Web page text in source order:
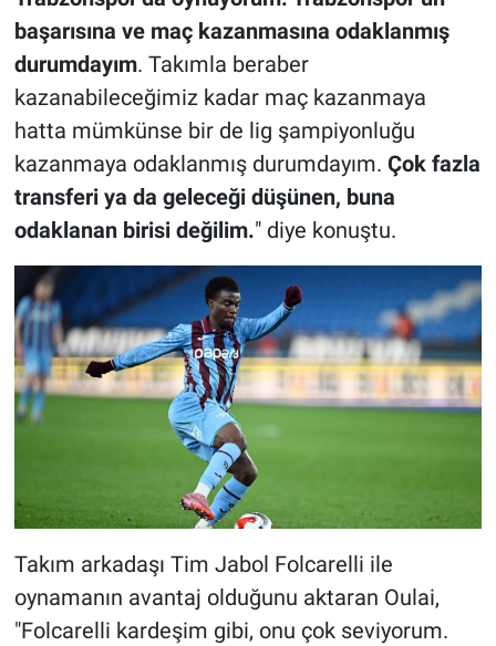
başarısına ve maç kazanmasına odaklanmış
durumdayım. Takımla beraber
kazanabileceğimiz kadar maç kazanmaya
hatta mümkünse bir de lig şampiyonluğu
kazanmaya odaklanmış durumdayım. Çok fazla
transferi ya da geleceği düşünen, buna
odaklanan birisi değilim." diye konuştu.
Takım arkadaşı Tim Jabol Folcarelli ile
oynamanın avantaj olduğunu aktaran Oulai,
"Folcarelli kardeşim gibi, onu çok seviyorum.